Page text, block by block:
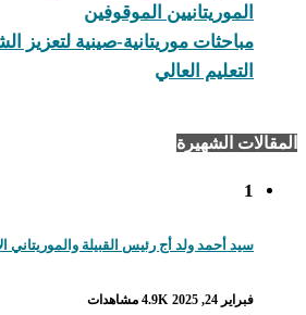
الموريتانيين الموقوفين
مباحثات موريتانية-صينية
التعليم العالي
المقالات الشهيرة
1
سيد أحمد ولد أج رئيس القبيلة والموريتاني
فبراير 24, 2025 4.9K مشاهدات